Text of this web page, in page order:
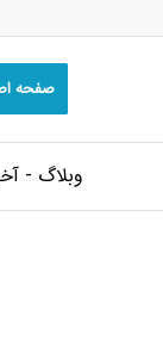
صفحه
وبلاگ -